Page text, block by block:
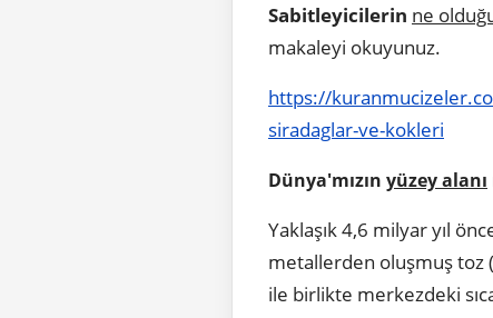
Sabitleyicilerin ne
makaleyi okuyunuz.
https://
siradaglar-ve-kokleri
Dünya'mızın yüzey alanı
Yaklaşık 4,6 milyar yıl
metallerden oluşmuş toz
ile birlikte merkezdeki